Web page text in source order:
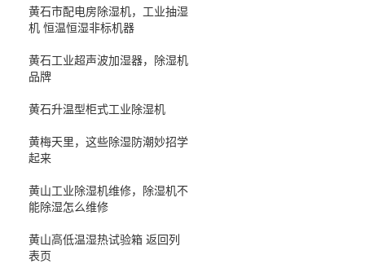
黄石市配电房除湿机，工业抽湿
机 恒温恒湿非标机器
黄石工业超声波加湿器，除湿机
品牌
黄石升温型柜式工业除湿机
黄梅天里，这些除湿防潮妙招学
起来
黄山工业除湿机维修，除湿机不
能除湿怎么维修
黄山高低温湿热试验箱 返回列
表页